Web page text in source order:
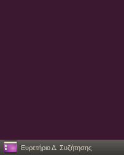
Ευρετήριο Δ. Συζήτησης